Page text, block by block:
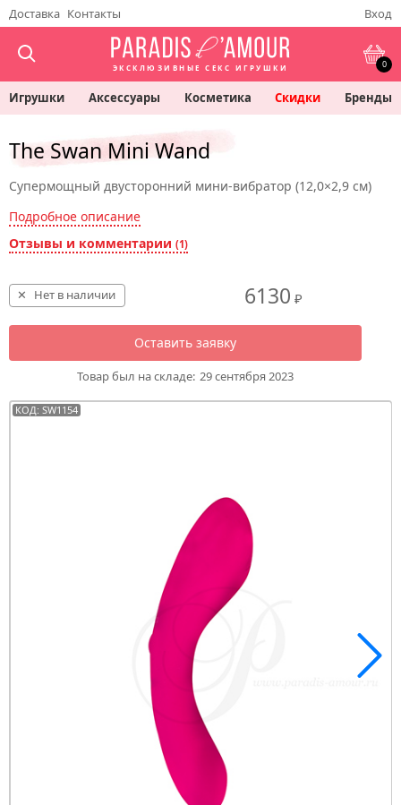
Доставка Контакты Вход
ЭКСКЛЮЗИВНЫЕ СЕКС ИГРУШКИ 0
Игрушки Аксессуары Косметика Скидки Бренды
The Swan Mini Wand
Супермощный двусторонний мини-вибратор (12,0×2,9 см)
Подробное описание
Отзывы и комментарии (1)
6130 ₽
Нет в наличии
Оставить заявку
Товар был на складе: 29 сентября 2023
КОД: SW1154